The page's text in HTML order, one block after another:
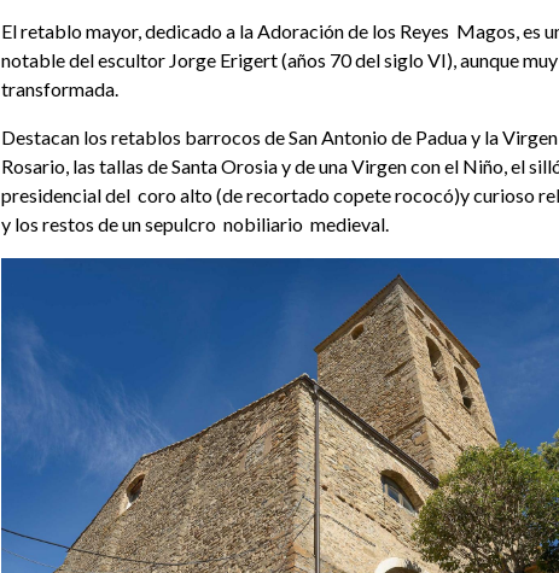
El retablo mayor, dedicado a la Adoración de los Reyes Magos, es
notable del escultor Jorge Erigert (años 70 del siglo VI), aunque muy
transformada.
Destacan los retablos barrocos de San Antonio de Padua y la
Rosario, las tallas de Santa Orosia y de una Virgen con el Niño, el
presidencial del coro alto (de recortado copete rococó)y curioso
y los restos de un sepulcro nobiliario medieval.